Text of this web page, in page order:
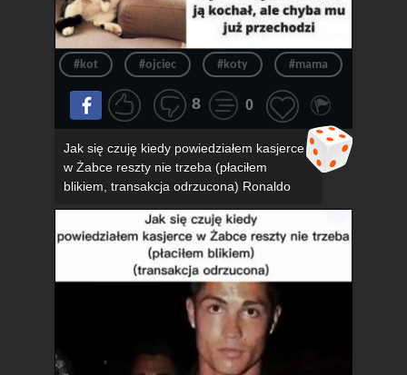
#kot #ojciec #koty #mama
8 0
Jak się czuję kiedy powiedziałem kasjerce
w Żabce reszty nie trzeba (płaciłem
blikiem, transakcja odrzucona) Ronaldo